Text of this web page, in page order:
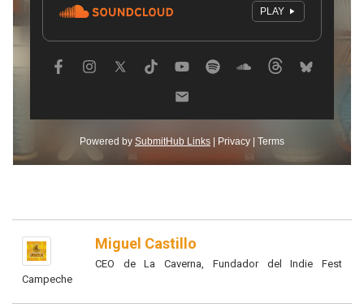
Miguel Castillo
CEO de La Caverna, Fundador del Indie Fest
Campeche